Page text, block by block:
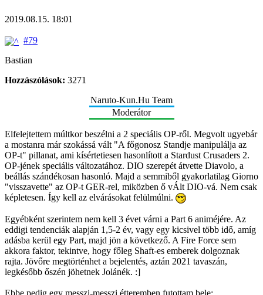
2019.08.15. 18:01
#79
Bastian
Hozzászólások: 3271
Naruto-Kun.Hu Team
Moderátor
Elfelejtettem múltkor beszélni a 2 speciális OP-ről. Megvolt ugyebár
a mostanra már szokássá vált "A főgonosz Standje manipulálja az
OP-t" pillanat, ami kísértetiesen hasonlított a Stardust Crusaders 2.
OP-jének speciális változatához. DIO szerepét átvette Diavolo, a
beállás szándékosan hasonló. Majd a semmiből gyakorlatilag Giorno
"visszavette" az OP-t GER-rel, miközben ő vÁlt DIO-vá. Nem csak
képletesen. Így kell az elvárásokat felülmúlni.
Egyébként szerintem nem kell 3 évet várni a Part 6 animéjére. Az
eddigi tendenciák alapján 1,5-2 év, vagy egy kicsivel több idő, amíg
adásba kerül egy Part, majd jön a következő. A Fire Force sem
akkora faktor, tekintve, hogy főleg Shaft-es emberek dolgoznak
rajta. Jövőre megtörténhet a bejelentés, aztán 2021 tavaszán,
legkésőbb őszén jöhetnek Jolánék. :]
Ebbe pedig egy messzi-messzi étteremben futottam bele: